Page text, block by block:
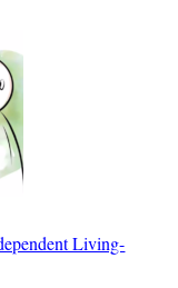
Living-